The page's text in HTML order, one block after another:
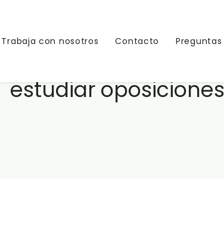
Trabaja con nosotros Contacto
estudiar oposiciones